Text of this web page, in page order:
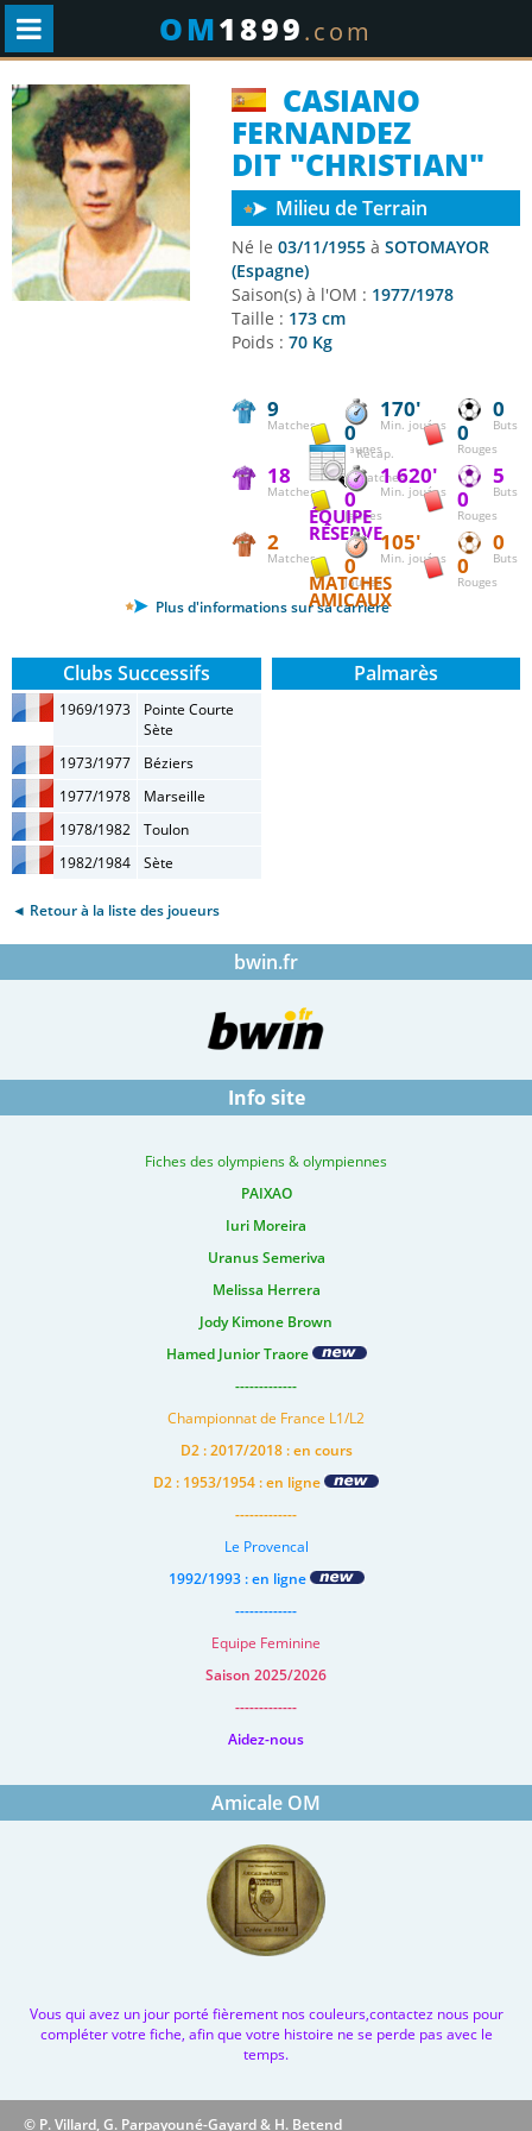
OM1899.com
CASIANO
FERNANDEZ
DIT "CHRISTIAN"
Milieu de Terrain
Né le 03/11/1955 à SOTOMAYOR
(Espagne)
Saison(s) à l'OM : 1977/1978
Taille : 173 cm
Poids : 70 Kg
9
Matches
170'
Min. jouées
0
Buts
0
Jaunes
0
Rouges
Récap.
matches
18
Matches
1 620'
Min. jouées
5
Buts
0
Jaunes
0
Rouges
ÉQUIPE
RÉSERVE
2
Matches
105'
Min. jouées
0
Buts
0
Jaunes
0
Rouges
MATCHES
AMICAUX
Plus d'informations sur sa carrière
Clubs Successifs
1969/1973
Pointe Courte
Sète
1973/1977
Béziers
1977/1978
Marseille
1978/1982
Toulon
1982/1984
Sète
Palmarès
◄ Retour à la liste des joueurs
bwin.fr
Info site
Fiches des olympiens & olympiennes
PAIXAO
Iuri Moreira
Uranus Semeriva
Melissa Herrera
Jody Kimone Brown
Hamed Junior Traore
-------------
Championnat de France L1/L2
D2 : 2017/2018 : en cours
D2 : 1953/1954 : en ligne
-------------
Le Provencal
1992/1993 : en ligne
-------------
Equipe Feminine
Saison 2025/2026
-------------
Aidez-nous
Amicale OM
Vous qui avez un jour porté fièrement nos couleurs,contactez nous pour
compléter votre fiche, afin que votre histoire ne se perde pas avec le
temps.
© P. Villard, G. Parpayouné-Gayard & H. Betend